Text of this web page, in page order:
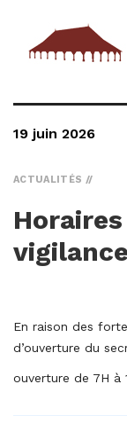
19 juin 2026
ACTUALITÉS
En raison des
d’ouverture du
ouverture de 7H à